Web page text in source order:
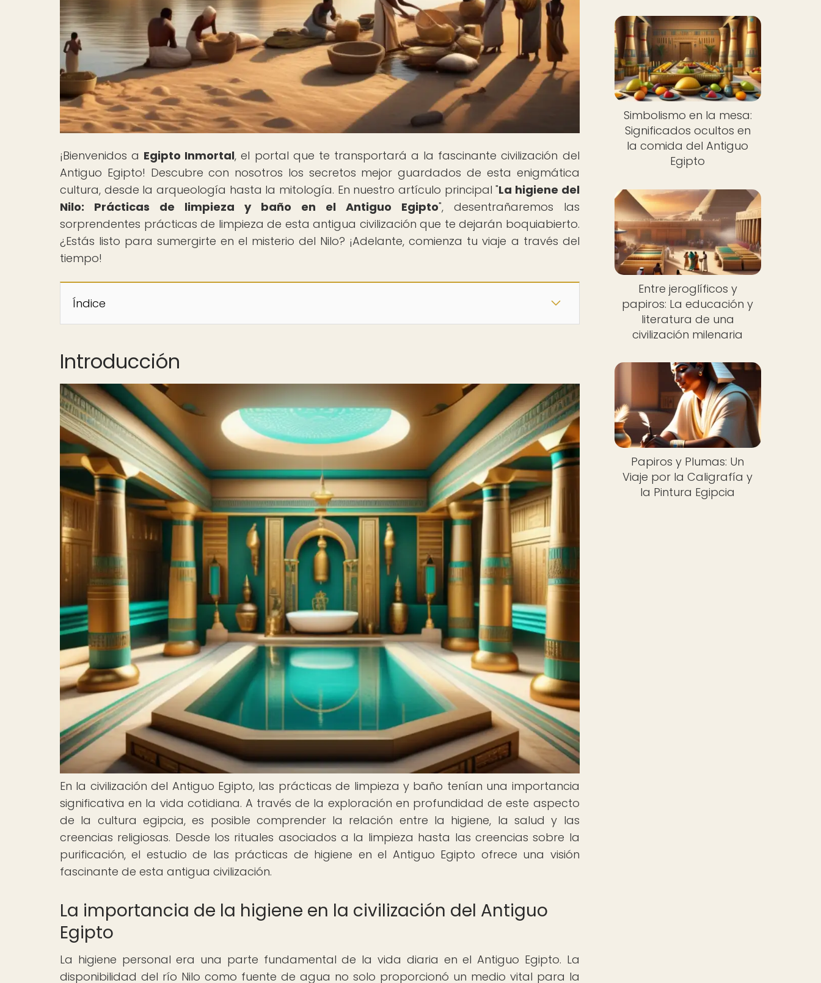
¡Bienvenidos a Egipto Inmortal, el portal que te transportará a la fascinante civilización del
Antiguo Egipto! Descubre con nosotros los secretos mejor guardados de esta enigmática
cultura, desde la arqueología hasta la mitología. En nuestro artículo principal "La higiene del
Nilo: Prácticas de limpieza y baño en el Antiguo Egipto", desentrañaremos las
sorprendentes prácticas de limpieza de esta antigua civilización que te dejarán boquiabierto.
¿Estás listo para sumergirte en el misterio del Nilo? ¡Adelante, comienza tu viaje a través del
tiempo!
Índice
Introducción
En la civilización del Antiguo Egipto, las prácticas de limpieza y baño tenían una importancia
significativa en la vida cotidiana. A través de la exploración en profundidad de este aspecto
de la cultura egipcia, es posible comprender la relación entre la higiene, la salud y las
creencias religiosas. Desde los rituales asociados a la limpieza hasta las creencias sobre la
purificación, el estudio de las prácticas de higiene en el Antiguo Egipto ofrece una visión
fascinante de esta antigua civilización.
La importancia de la higiene en la civilización del Antiguo
Egipto
La higiene personal era una parte fundamental de la vida diaria en el Antiguo Egipto. La
disponibilidad del río Nilo como fuente de agua no solo proporcionó un medio vital para la
Simbolismo en la mesa:
Significados ocultos en
la comida del Antiguo
Egipto
Entre jeroglíficos y
papiros: La educación y
literatura de una
civilización milenaria
Papiros y Plumas: Un
Viaje por la Caligrafía y
la Pintura Egipcia